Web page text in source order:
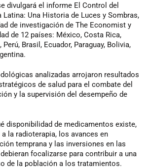
divulgará el informe El Control del
Latina: Una Historia de Luces y Sombras,
de investigación de The Economist y
de 12 países: México, Costa Rica,
Brasil, Ecuador, Paraguay, Bolivia,
analizadas arrojaron resultados
de salud para el combate del
y la supervisión del desempeño de
disponibilidad de medicamentos existe,
la radioterapia, los avances en
temprana y las inversiones en las
focalizarse para contribuir a una
de la población a los tratamientos.